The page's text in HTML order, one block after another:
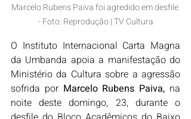
Marcelo Rubens Paiva foi agredido em desfile
- Foto: Reprodução | TV Cultura
O Instituto Internacional Carta Magna
da Umbanda apoia a manifestação do
Ministério da Cultura sobre a agressão
sofrida por Marcelo Rubens Paiva, na
noite deste domingo, 23, durante o